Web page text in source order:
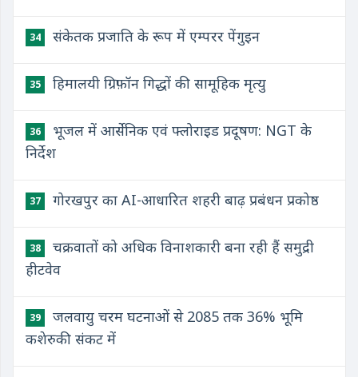
34 संकेतक प्रजाति के रूप में एम्परर पेंगुइन
35 हिमालयी ग्रिफ़ॉन गिद्धों की सामूहिक मृत्यु
36
भूजल में आर्सेनिक एवं फ्लोराइड प्रदूषण: NGT के
निर्देश
37 गोरखपुर का AI-आधारित शहरी बाढ़ प्रबंधन प्रकोष्ठ
38
चक्रवातों को अधिक विनाशकारी बना रही हैं समुद्री
हीटवेव
39
जलवायु चरम घटनाओं से 2085 तक 36% भूमि
कशेरुकी संकट में